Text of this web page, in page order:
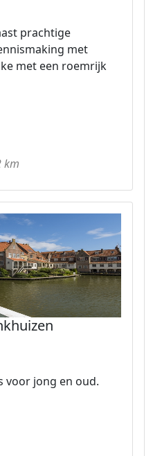
prachtige
met
met een roemrijk
km
voor jong en oud.